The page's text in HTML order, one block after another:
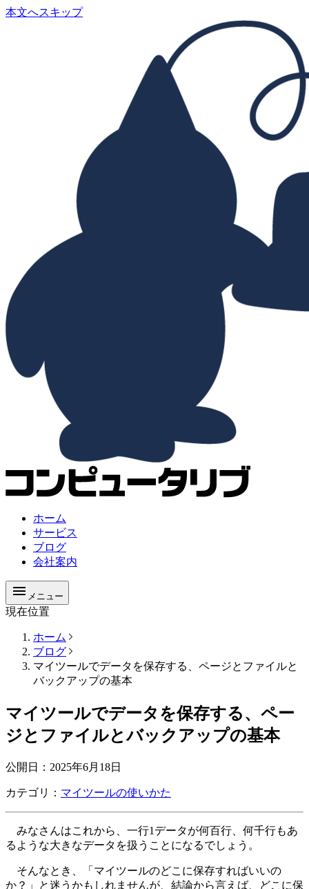
本文へスキップ
ホーム
サービス
ブログ
会社案内
メニュー
現在位置
ホーム
ブログ
マイツールでデータを保存する、ページとファイルと
バックアップの基本
マイツールでデータを保存する、ペー
ジとファイルとバックアップの基本
公開日： 2025年6月18日
カテゴリ： マイツールの使いかた
みなさんはこれから、一行1データが何百行、何千行もあ
るような大きなデータを扱うことになるでしょう。
そんなとき、「マイツールのどこに保存すればいいの
か？」と迷うかもしれませんが、結論から言えば、どこに保